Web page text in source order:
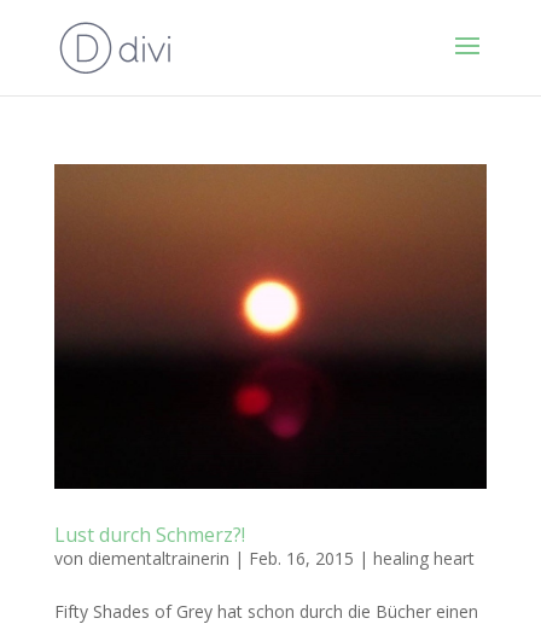
Lust durch Schmerz?!
von diementaltrainerin | Feb. 16, 2015 | healing heart
Fifty Shades of Grey hat schon durch die Bücher einen